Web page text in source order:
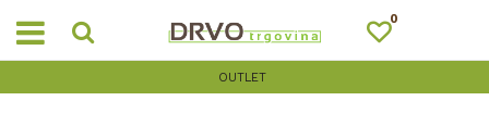
0
OUTLET